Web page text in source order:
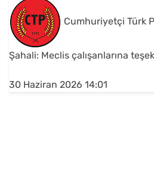
Cumhuriyetçi Türk
Şahali: Meclis çalışanlarına
30 Haziran 2026 14:01